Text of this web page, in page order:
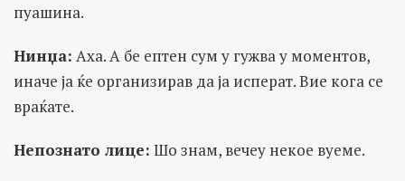
пуашина.
Нинџа: Аха. А бе ептен сум у гужва у моментов,
иначе ја ќе организирав да ја исперат. Вие кога се
враќате.
Непознато лице: Шо знам, вечеу некое вуеме.